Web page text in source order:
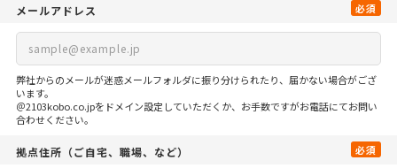
メールアドレス 必須
弊社からのメールが迷惑メールフォルダに振り分けられたり、届かない場合がござ
います。
＠2103kobo.co.jpをドメイン設定していただくか、お手数ですがお電話にてお問い
合わせください。
拠点住所 （ご自宅、 職場、など） 必須